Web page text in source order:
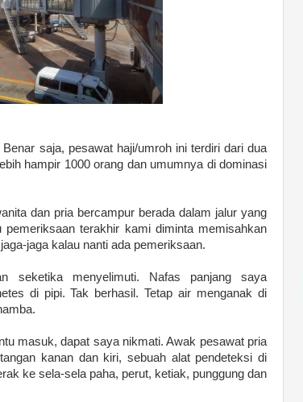
saja, pesawat haji/umroh ini terdiri dari dua
hampir 1000 orang dan umumnya di dominasi
dan pria bercampur berada dalam jalur yang
terakhir kami diminta memisahkan
jaga kalau nanti ada pemeriksaan.
seketika menyelimuti. Nafas panjang saya
di pipi. Tak berhasil. Tetap air menganak di
masuk, dapat saya nikmati. Awak pesawat pria
kanan dan kiri, sebuah alat pendeteksi di
ke sela-sela paha, perut, ketiak, punggung dan